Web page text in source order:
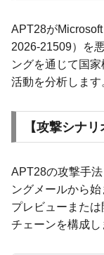
APT28が
2026-21509）を
ングを通じて国
活動を分析します
【攻撃シナリ
APT28の攻撃手
ングメールから
プレビューまた
チェーンを構成し